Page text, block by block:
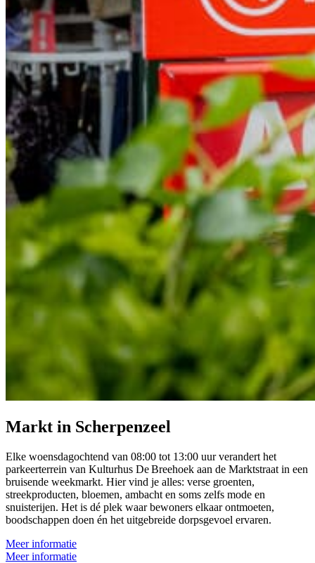
Markt in Scherpenzeel
Elke woensdagochtend van 08:00 tot 13:00 uur verandert het
parkeerterrein van Kulturhus De Breehoek aan de Marktstraat in een
bruisende weekmarkt. Hier vind je alles: verse groenten,
streekproducten, bloemen, ambacht en soms zelfs mode en
snuisterijen. Het is dé plek waar bewoners elkaar ontmoeten,
boodschappen doen én het uitgebreide dorpsgevoel ervaren.
Meer informatie
Meer informatie